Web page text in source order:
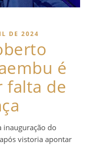
DE 2024
é
falta de
inauguração do
vistoria apontar